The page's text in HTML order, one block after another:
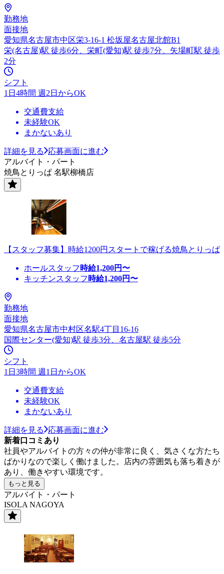
勤務地
面接地
愛知県名古屋市中区栄3-16-1 松坂屋名古屋北館B1
栄(名古屋)駅 徒歩6分、栄町(愛知)駅 徒歩7分、矢場町駅 徒歩
2分
シフト
1日4時間 週2日からOK
交通費支給
未経験OK
まかないあり
詳細を見る
応募画面に進む
アルバイト・パート
焼鳥とりっぱ 名駅柳橋店
【スタッフ募集】時給1200円スタートで稼げる焼鳥とりっぱ
ホールスタッフ 時給1,200円〜
キッチンスタッフ 時給1,200円〜
勤務地
面接地
愛知県名古屋市中村区名駅4丁目16-16
国際センター(愛知)駅 徒歩3分、名古屋駅 徒歩5分
シフト
1日3時間 週1日からOK
交通費支給
未経験OK
まかないあり
詳細を見る
応募画面に進む
新着口コミあり
社員やアルバイトの方々の仲が非常に良く、気さくな方たち
ばかりなので楽しく働けました。店内の雰囲気も落ち着きが
あり、働きやすい環境です。
もっと見る
アルバイト・パート
ISOLA NAGOYA